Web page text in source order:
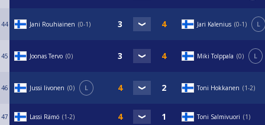
44 Jani Rouhiainen 0-1 Jari Kalenius 0-1 L
45 Joonas Tervo 0 Miki Tolppala 0 L
46 Jussi Iivonen 0 L Toni Hokkanen 1-2
47 Lassi Rämö 1-2 Toni Salmivuori 1